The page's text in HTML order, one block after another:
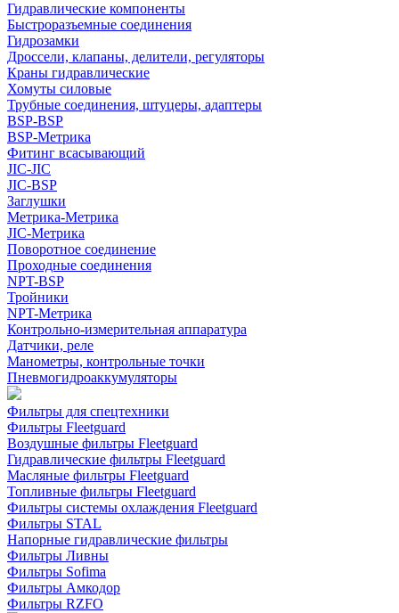
Гидравлические компоненты
Быстроразъемные соединения
Гидрозамки
Дроссели, клапаны, делители, регуляторы
Краны гидравлические
Хомуты силовые
Трубные соединения, штуцеры, адаптеры
BSP-BSP
BSP-Метрика
Фитинг всасывающий
JIC-JIC
JIC-BSP
Заглушки
Метрика-Метрика
JIC-Метрика
Поворотное соединение
Проходные соединения
NPT-BSP
Тройники
NPT-Метрика
Контрольно-измерительная аппаратура
Датчики, реле
Манометры, контрольные точки
Пневмогидроаккумуляторы
Фильтры для спецтехники
Фильтры Fleetguard
Воздушные фильтры Fleetguard
Гидравлические фильтры Fleetguard
Масляные фильтры Fleetguard
Топливные фильтры Fleetguard
Фильтры системы охлаждения Fleetguard
Фильтры STAL
Напорные гидравлические фильтры
Фильтры Ливны
Фильтры Sofima
Фильтры Амкодор
Фильтры RZFO